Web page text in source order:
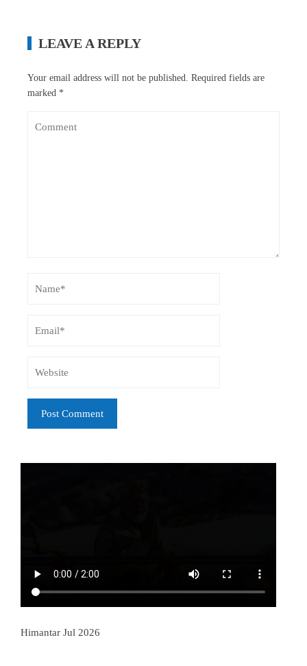
LEAVE A REPLY
Your email address will not be published.
Required fields are
marked *
Himantar Jul 2026